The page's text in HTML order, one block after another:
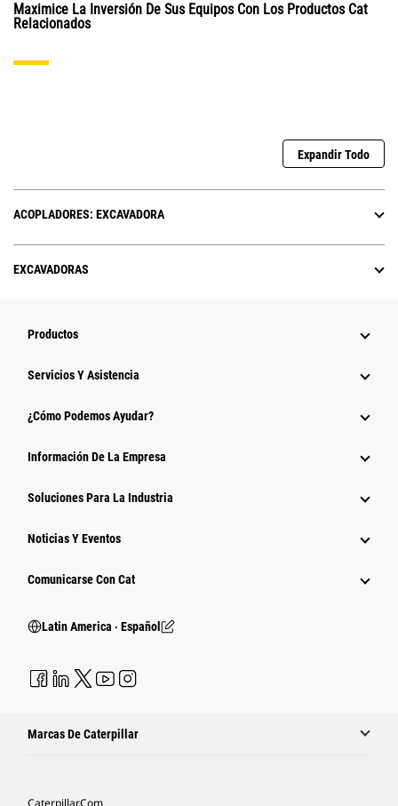
Maximice La Inversión De Sus Equipos Con Los Productos Cat
Relacionados
Expandir Todo
ACOPLADORES: EXCAVADORA
EXCAVADORAS
Productos
Servicios Y Asistencia
¿Cómo Podemos Ayudar?
Información De La Empresa
Soluciones Para La Industria
Noticias Y Eventos
Comunicarse Con Cat
Latin America ‧ Español
Marcas De Caterpillar
Caterpillar.com